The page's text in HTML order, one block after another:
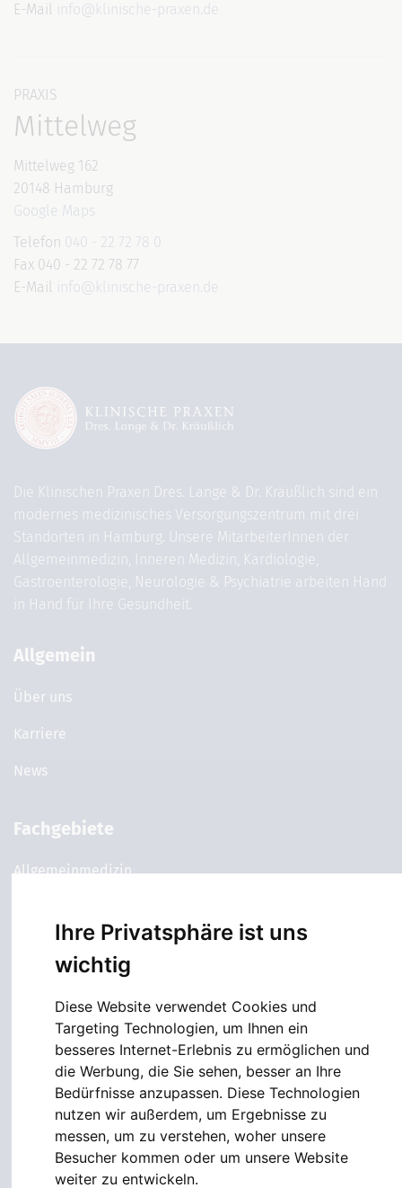
Ihre Privatsphäre ist uns
wichtig
Diese Website verwendet Cookies und
Targeting Technologien, um Ihnen ein
besseres Internet-Erlebnis zu ermöglichen und
die Werbung, die Sie sehen, besser an Ihre
Bedürfnisse anzupassen. Diese Technologien
nutzen wir außerdem, um Ergebnisse zu
messen, um zu verstehen, woher unsere
Besucher kommen oder um unsere Website
weiter zu entwickeln.
E-Mail info@klinische-praxen.de
PRAXIS
Mittelweg
Mittelweg 162
20148 Hamburg
Google Maps
Telefon 040 - 22 72 78 0
Fax 040 - 22 72 78 77
E-Mail info@klinische-praxen.de
Die Klinischen Praxen Dres. Lange & Dr. Kräußlich sind ein
modernes medizinisches Versorgungszentrum mit drei
Standorten in Hamburg. Unsere MitarbeiterInnen der
Allgemeinmedizin, Inneren Medizin, Kardiologie,
Gastroenterologie, Neurologie & Psychiatrie arbeiten Hand
in Hand für Ihre Gesundheit.
Allgemein
Über uns
Karriere
News
Fachgebiete
Allgemeinmedizin
Kardiologie
Gastroenterologie
Lungenheilkunde
Neurologie & Psychiatrie
Services
Terminbuchung